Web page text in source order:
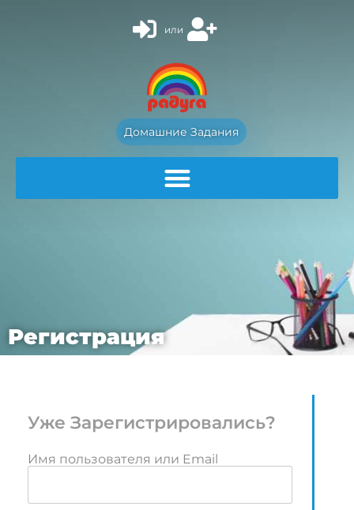
или
Домашние Задания
Регистрация
Уже Зарегистрировались?
Имя пользователя или Email